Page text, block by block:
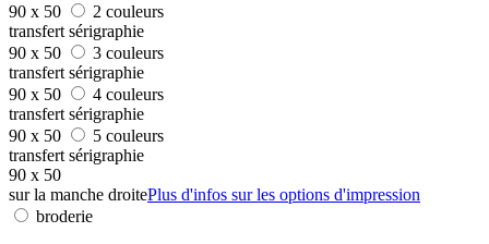
90 x 50
2 couleurs
transfert sérigraphie
90 x 50
3 couleurs
transfert sérigraphie
90 x 50
4 couleurs
transfert sérigraphie
90 x 50
5 couleurs
transfert sérigraphie
90 x 50
sur la manche droitePlus d'infos sur les options d'impression
broderie